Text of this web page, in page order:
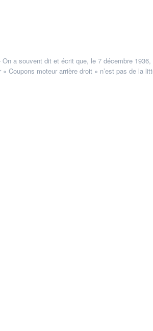
a souvent dit et écrit que, le 7 décembre
Coupons moteur arrière droit » n’est pas de la